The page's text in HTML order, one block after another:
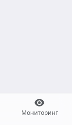
Мониторинг